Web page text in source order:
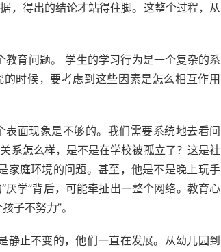
，得出的结论才站得住脚。这整个过程，从
育问题。 学生的学习行为是一个复杂的系
时候，要考虑到这些因素是怎么相互作用
表面现象是不够的。我们需要系统地去看问
系怎么样，是不是在学校被孤立了？这是社
家庭环境的问题。甚至，他是不是晚上玩手
学”背后，可能牵扯出一整个网络。教育心
子不努力”。
止不变的，他们一直在发展。从幼儿园到